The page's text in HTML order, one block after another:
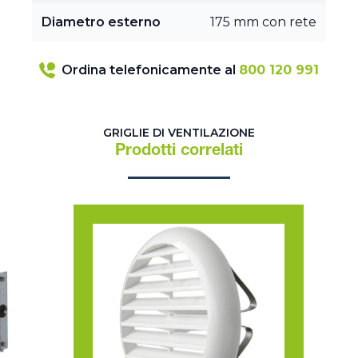
Diametro esterno 175 mm con rete
Ordina telefonicamente al 800 120 991
GRIGLIE DI VENTILAZIONE
Prodotti correlati